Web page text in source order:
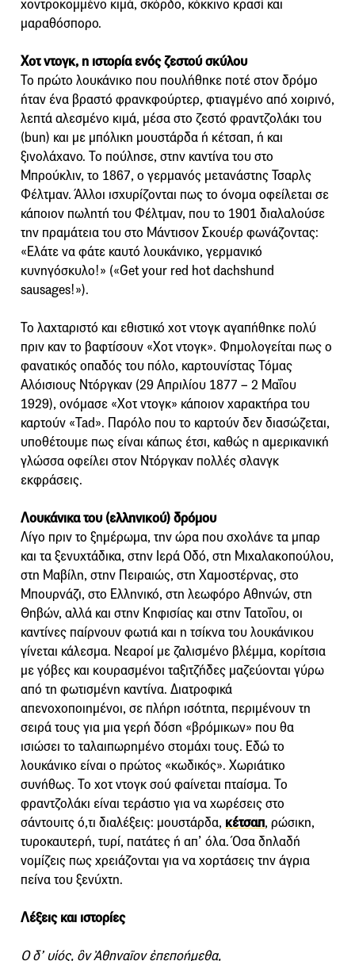
χοντροκομμένο κιμά, σκόρδο, κόκκινο κρασί και
μαραθόσπορο.
Χοτ ντογκ, η ιστορία ενός ζεστού σκύλου
Το πρώτο λουκάνικο που πουλήθηκε ποτέ στον δρόμο
ήταν ένα βραστό φρανκφούρτερ, φτιαγμένο από χοιρινό,
λεπτά αλεσμένο κιμά, μέσα στο ζεστό φραντζολάκι του
(bun) και με μπόλικη μουστάρδα ή κέτσαπ, ή και
ξινολάχανο. Το πούλησε, στην καντίνα του στο
Μπρούκλιν, το 1867, ο γερμανός μετανάστης Τσαρλς
Φέλτμαν. Άλλοι ισχυρίζονται πως το όνομα οφείλεται σε
κάποιον πωλητή του Φέλτμαν, που το 1901 διαλαλούσε
την πραμάτεια του στο Μάντισον Σκουέρ φωνάζοντας:
«Ελάτε να φάτε καυτό λουκάνικο, γερμανικό
κυνηγόσκυλο!» («Get your red hot dachshund
sausages!»).
Το λαχταριστό και εθιστικό χοτ ντογκ αγαπήθηκε πολύ
πριν καν το βαφτίσουν «Χοτ ντογκ». Φημολογείται πως ο
φανατικός οπαδός του πόλο, καρτουνίστας Τόμας
Αλόισιους Ντόργκαν (29 Απριλίου 1877 – 2 Μαΐου
1929), ονόμασε «Χοτ ντογκ» κάποιον χαρακτήρα του
καρτούν «Tad». Παρόλο που το καρτούν δεν διασώζεται,
υποθέτουμε πως είναι κάπως έτσι, καθώς η αμερικανική
γλώσσα οφείλει στον Ντόργκαν πολλές σλανγκ
εκφράσεις.
Λουκάνικα του (ελληνικού) δρόμου
Λίγο πριν το ξημέρωμα, την ώρα που σχολάνε τα μπαρ
και τα ξενυχτάδικα, στην Ιερά Οδό, στη Μιχαλακοπούλου,
στη Μαβίλη, στην Πειραιώς, στη Χαμοστέρνας, στο
Μπουρνάζι, στο Ελληνικό, στη λεωφόρο Αθηνών, στη
Θηβών, αλλά και στην Κηφισίας και στην Τατοΐου, οι
καντίνες παίρνουν φωτιά και η τσίκνα του λουκάνικου
γίνεται κάλεσμα. Νεαροί με ζαλισμένο βλέμμα, κορίτσια
με γόβες και κουρασμένοι ταξιτζήδες μαζεύονται γύρω
από τη φωτισμένη καντίνα. Διατροφικά
απενοχοποιημένοι, σε πλήρη ισότητα, περιμένουν τη
σειρά τους για μια γερή δόση «βρόμικων» που θα
ισιώσει το ταλαιπωρημένο στομάχι τους. Εδώ το
λουκάνικο είναι ο πρώτος «κωδικός». Χωριάτικο
συνήθως. Το χοτ ντογκ σού φαίνεται πταίσμα. Το
φραντζολάκι είναι τεράστιο για να χωρέσεις στο
σάντουιτς ό,τι διαλέξεις: μουστάρδα, κέτσαπ, ρώσικη,
τυροκαυτερή, τυρί, πατάτες ή απ’ όλα. Όσα δηλαδή
νομίζεις πως χρειάζονται για να χορτάσεις την άγρια
πείνα του ξενύχτη.
Λέξεις και ιστορίες
Ο δ’ υἱός, ὃν Ἀθηναῖον ἐπεποήμεθα,